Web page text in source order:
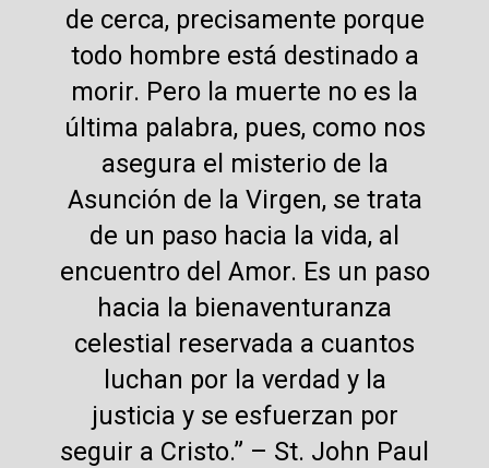
de cerca, precisamente porque
todo hombre está destinado a
morir. Pero la muerte no es la
última palabra, pues, como nos
asegura el misterio de la
Asunción de la Virgen, se trata
de un paso hacia la vida, al
encuentro del Amor. Es un paso
hacia la bienaventuranza
celestial reservada a cuantos
luchan por la verdad y la
justicia y se esfuerzan por
seguir a Cristo.” – St. John Paul